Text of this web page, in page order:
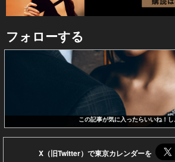
フォローする
この記事が気に入ったらいいね！し
X（旧Twitter）で東京カレンダーを